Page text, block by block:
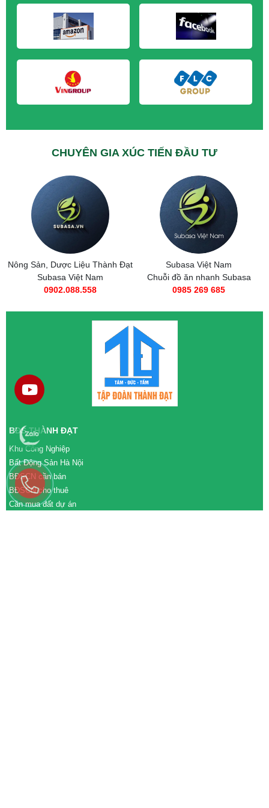
M&A CẦN MUA tại Hưng Yên
M&A CẦN MUA tại Quảng Ninh
CHUYÊN GIA XÚC TIẾN ĐẦU TƯ
Nông Sản, Dược Liệu Thành Đạt
Subasa Việt Nam
0902.088.558
Subasa Việt Nam
Chuỗi đồ ăn nhanh Subasa
0985 269 685
BĐS THÀNH ĐẠT
Khu Công Nghiệp
Bất Động Sản Hà Nội
BĐSCN cần bán
BĐSCN cho thuê
Cần mua đất dự án